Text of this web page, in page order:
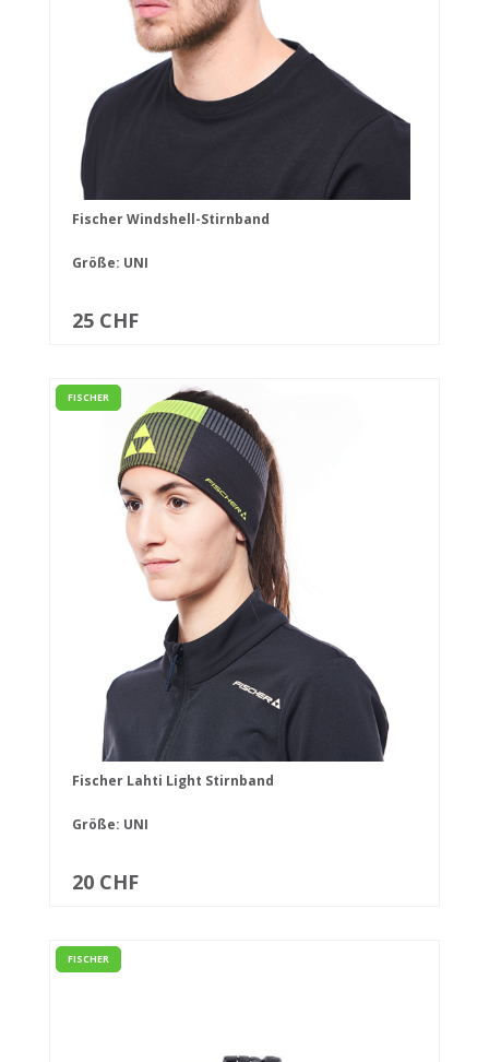
Fischer Windshell-Stirnband
Größe: UNI
25 CHF
FISCHER
Fischer Lahti Light Stirnband
Größe: UNI
20 CHF
FISCHER